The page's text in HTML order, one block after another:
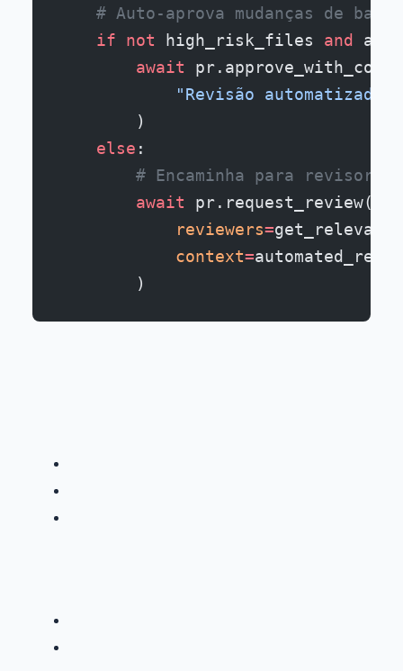
# Auto-aprova mudanças de
    if
not high_risk_files and
        await
"Revisão
        )
    else
:
# Encaminha para revisores
        await
pr.request_review(
            reviewers
=
            context
=
        )